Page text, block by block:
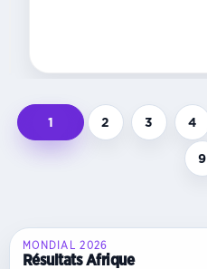
1 2 3 4
9
MONDIAL 2026
Résultats Afrique